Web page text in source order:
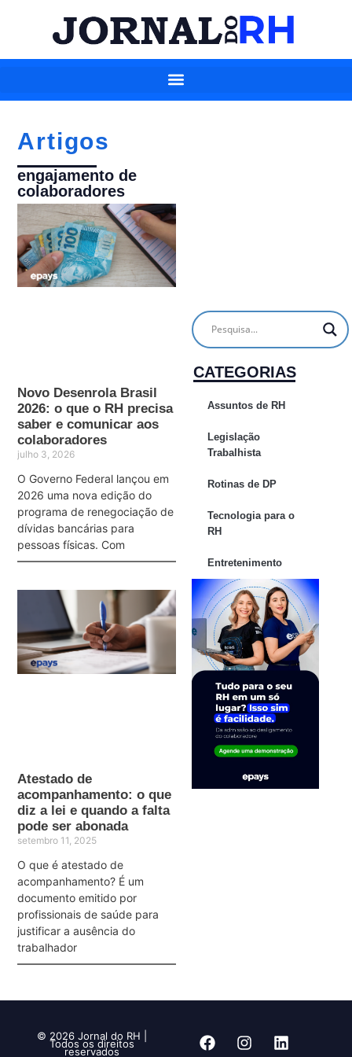
Artigos
engajamento de
colaboradores
Novo Desenrola Brasil
2026: o que o RH precisa
saber e comunicar aos
colaboradores
julho 3, 2026
O Governo Federal lançou em
2026 uma nova edição do
programa de renegociação de
dívidas bancárias para
pessoas físicas. Com
Atestado de
acompanhamento: o que
diz a lei e quando a falta
pode ser abonada
setembro 11, 2025
O que é atestado de
acompanhamento? É um
documento emitido por
profissionais de saúde para
justificar a ausência do
trabalhador
CATEGORIAS
Assuntos de RH
Legislação
Trabalhista
Rotinas de DP
Tecnologia para o
RH
Entretenimento
© 2026 Jornal do RH |
Todos os direitos
reservados